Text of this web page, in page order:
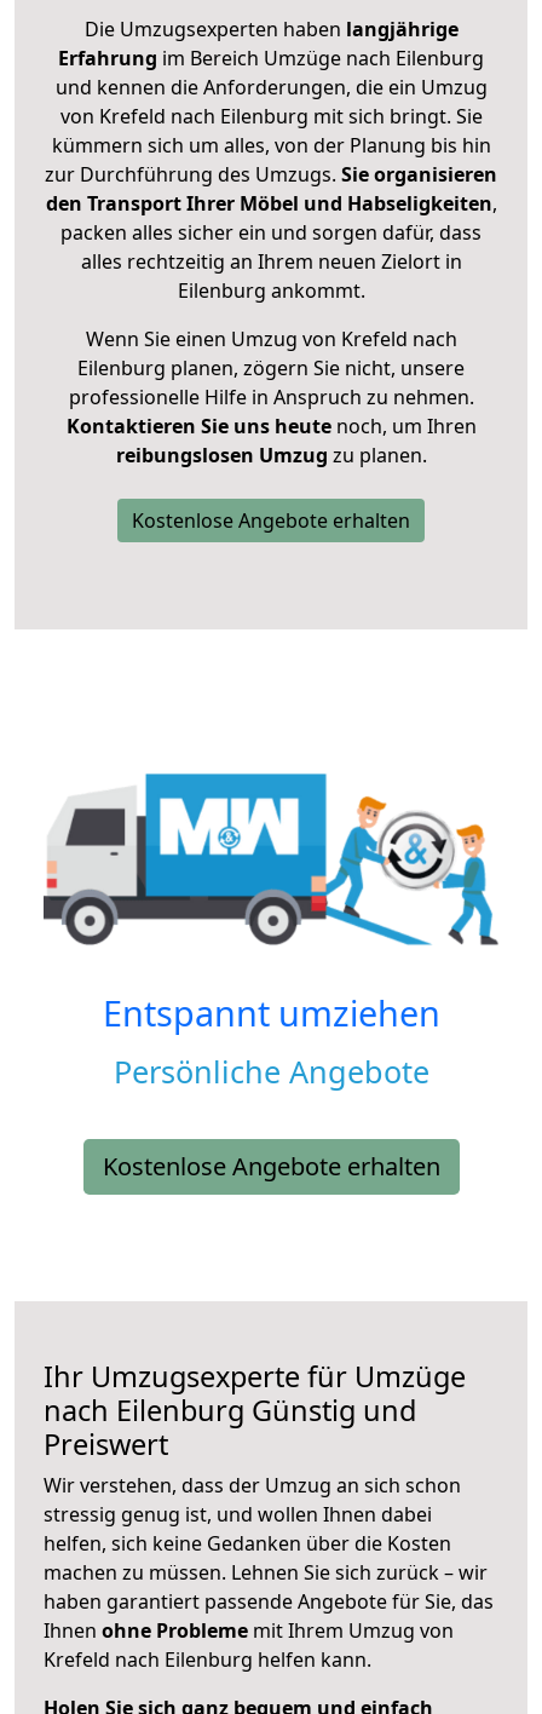
Die Umzugsexperten haben langjährige
Erfahrung im Bereich Umzüge nach Eilenburg
und kennen die Anforderungen, die ein Umzug
von Krefeld nach Eilenburg mit sich bringt. Sie
kümmern sich um alles, von der Planung bis hin
zur Durchführung des Umzugs. Sie organisieren
den Transport Ihrer Möbel und Habseligkeiten,
packen alles sicher ein und sorgen dafür, dass
alles rechtzeitig an Ihrem neuen Zielort in
Eilenburg ankommt.
Wenn Sie einen Umzug von Krefeld nach
Eilenburg planen, zögern Sie nicht, unsere
professionelle Hilfe in Anspruch zu nehmen.
Kontaktieren Sie uns heutenoch, um Ihren
reibungslosen Umzug zu planen.
Kostenlose Angebote erhalten
Entspannt umziehen
Persönliche Angebote
Kostenlose Angebote erhalten
Ihr Umzugsexperte für Umzüge
nach Eilenburg Günstig und
Preiswert
Wir verstehen, dass der Umzug an sich schon
stressig genug ist, und wollen Ihnen dabei
helfen, sich keine Gedanken über die Kosten
machen zu müssen. Lehnen Sie sich zurück – wir
haben garantiert passende Angebote für Sie, das
Ihnen ohne Probleme mit Ihrem Umzug von
Krefeld nach Eilenburg helfen kann.
Holen Sie sich ganz bequem und einfach